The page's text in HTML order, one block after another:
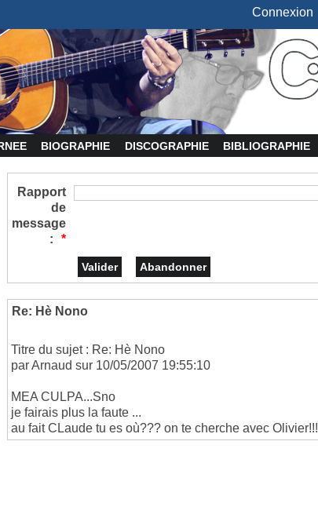
Connexion
BIOGRAPHIE DISCOGRAPHIE BIBLIOGRAPHIE
Rapport
de
message
:
*
Re: Hè Nono
Titre du sujet : Re: Hè Nono
par Arnaud sur 10/05/2007 19:55:10
MEA CULPA...Sno
je fairais plus la faute ...
au fait CLaude tu es où??? on te cherche avec Olivier!!!